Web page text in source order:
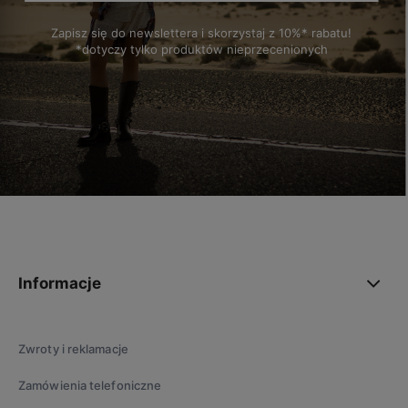
Zapisz się do newslettera i skorzystaj z 10%* rabatu!
*dotyczy tylko produktów nieprzecenionych
Informacje
Zwroty i reklamacje
Zamówienia telefoniczne